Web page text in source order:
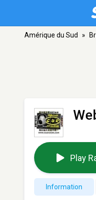
Amérique du Sud »
Play
Information